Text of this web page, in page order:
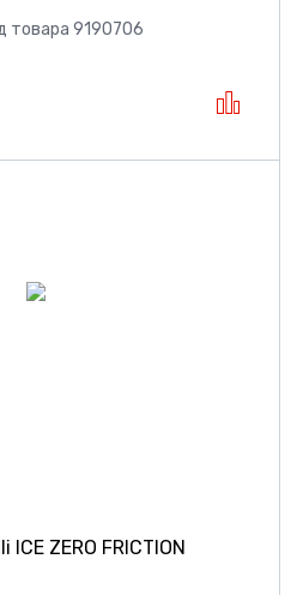
товара 9190706
ZERO FRICTION